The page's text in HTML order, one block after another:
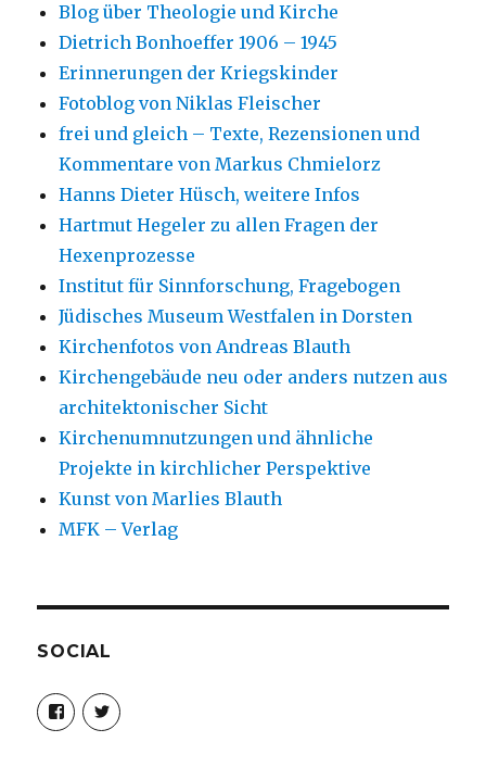
Blog über Theologie und Kirche
Dietrich Bonhoeffer 1906 – 1945
Erinnerungen der Kriegskinder
Fotoblog von Niklas Fleischer
frei und gleich – Texte, Rezensionen und
Kommentare von Markus Chmielorz
Hanns Dieter Hüsch, weitere Infos
Hartmut Hegeler zu allen Fragen der
Hexenprozesse
Institut für Sinnforschung, Fragebogen
Jüdisches Museum Westfalen in Dorsten
Kirchenfotos von Andreas Blauth
Kirchengebäude neu oder anders nutzen aus
architektonischer Sicht
Kirchenumnutzungen und ähnliche
Projekte in kirchlicher Perspektive
Kunst von Marlies Blauth
MFK – Verlag
SOCIAL
Profil
von
christoph.fleischer1
Profil
von